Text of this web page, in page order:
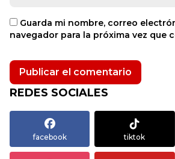
Guarda mi nombre, correo
navegador para la próxima vez que
REDES SOCIALES
facebook tiktok